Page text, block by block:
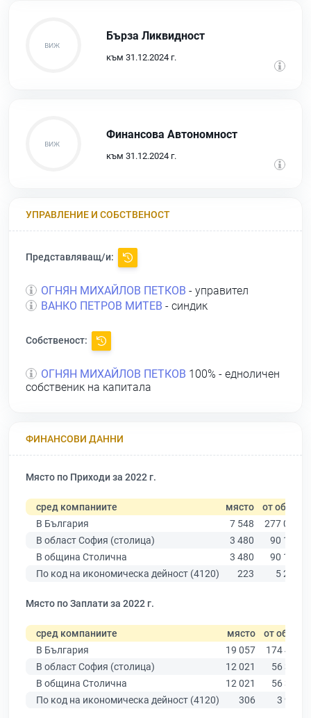
Бърза Ликвидност
към 31.12.2024 г.
Финансова Автономност
към 31.12.2024 г.
УПРАВЛЕНИЕ И СОБСТВЕНОСТ
Представляващ/и:
ОГНЯН МИХАЙЛОВ ПЕТКОВ - управител
ВАНКО ПЕТРОВ МИТЕВ - синдик
Собственост:
ОГНЯН МИХАЙЛОВ ПЕТКОВ 100% - едноличен
собственик на капитала
ФИНАНСОВИ ДАННИ
Място по Приходи за 2022 г.
сред компаниите място от общо
В България
7 548
277 019
В област София (столица)
3 480
90 178
В община Столична
3 480
90 178
По код на икономическа дейност (4120)
223 5 291
Място по Заплати за 2022 г.
сред компаниите място от общо
В България
19 057
174 403
В област София (столица)
12 021
56 378
В община Столична
12 021
56 378
По код на икономическа дейност (4120)
306 3 927